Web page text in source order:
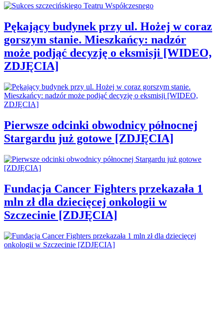
Pękający budynek przy ul. Hożej w coraz
gorszym stanie. Mieszkańcy: nadzór
może podjąć decyzję o eksmisji [WIDEO,
ZDJĘCIA]
Pierwsze odcinki obwodnicy północnej
Stargardu już gotowe [ZDJĘCIA]
Fundacja Cancer Fighters przekazała 1
mln zł dla dziecięcej onkologii w
Szczecinie [ZDJĘCIA]